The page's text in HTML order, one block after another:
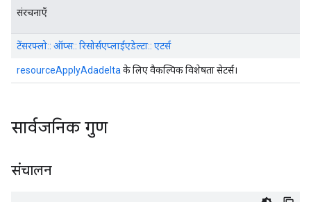
संरचनाएँ
टेंसरफ्लो:: ऑप्स:: रिसोर्सएप्लाईएडेल्टा:: एटर्स
resourceApplyAdadelta के लिए वैकल्पिक विशेषता सेटर्स।
सार्वजनिक गुण
संचालन